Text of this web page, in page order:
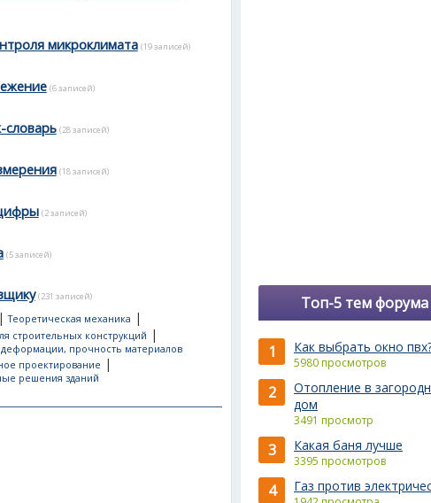
микроклимата (19 записей)
(6 записей)
словарь (28 записей)
(18 записей)
(2 записей)
(5 записей)
(231 записей)
|Теоретическая механика |
строительных конструкций |
прочность материалов
проектирование |
решения зданий
Топ-5 тем форума
1 Как выбрать окно
5980 просмотров
2
Отопление в
дом
3491 просмотр
3 Какая баня лучше
3395 просмотров
4 Газ против